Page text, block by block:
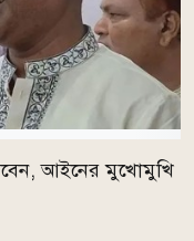
আইনের মুখোমুখি